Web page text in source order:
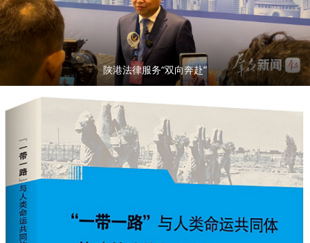
陕港法律服务“双向奔赴”